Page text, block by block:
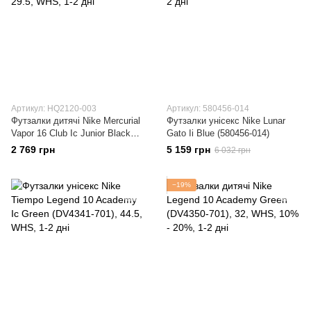
Артикул: HQ2120-003
Футзалки дитячі Nike Mercurial
Vapor 16 Club Ic Junior Black
(HQ2120-003)
2 769 грн
Артикул: 580456-014
Футзалки унісекс Nike Lunar
Gato Ii Blue (580456-014)
5 159 грн 6 032 грн
−19%